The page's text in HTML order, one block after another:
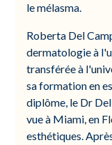
le mélasma.
Roberta Del
dermatologie à
transférée à
sa formation en
diplôme, le Dr
vue à Miami, en
esthétiques.